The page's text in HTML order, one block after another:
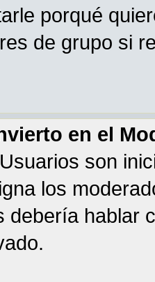
porqué
de grupo si
en el
son
los
debería hablar